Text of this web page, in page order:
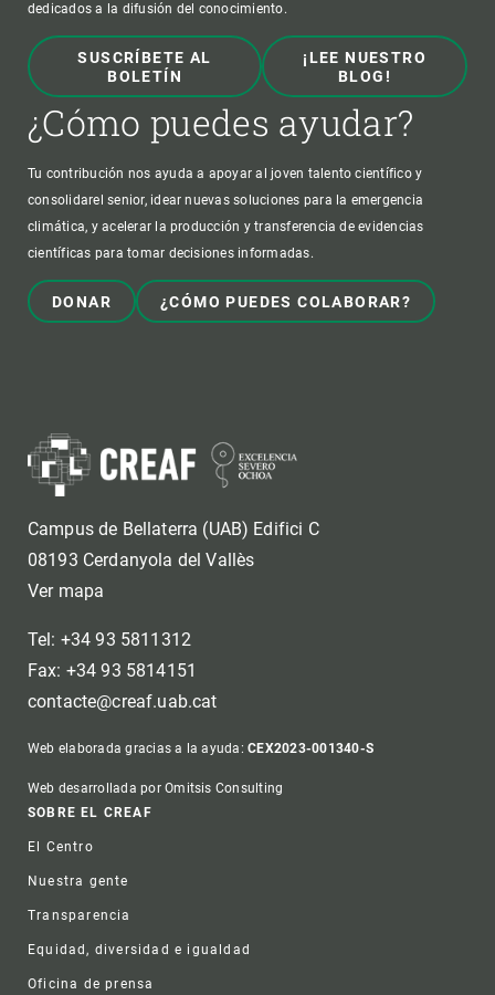
dedicados a la difusión del conocimiento.
SUSCRÍBETE AL
BOLETÍN
¡LEE NUESTRO
BLOG!
¿Cómo puedes ayudar?
Tu contribución nos ayuda a apoyar al joven talento científico y
consolidarel senior, idear nuevas soluciones para la emergencia
climática, y acelerar la producción y transferencia de evidencias
científicas para tomar decisiones informadas.
DONAR ¿CÓMO PUEDES COLABORAR?
Campus de Bellaterra (UAB) Edifici C
08193 Cerdanyola del Vallès
Ver mapa
Tel: +34 93 5811312
Fax: +34 93 5814151
contacte@creaf.uab.cat
Web elaborada gracias a la ayuda:CEX2023-001340-S
Web desarrollada por Omitsis Consulting
Footer
SOBRE EL CREAF
El Centro
Nuestra gente
Transparencia
Equidad, diversidad e igualdad
Oficina de prensa